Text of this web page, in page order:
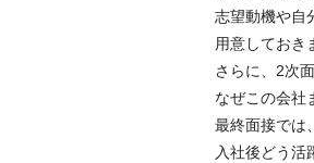
志望動機や自
用意しておき
さらに、2次
なぜこの会社
最終面接では
入社後どう活